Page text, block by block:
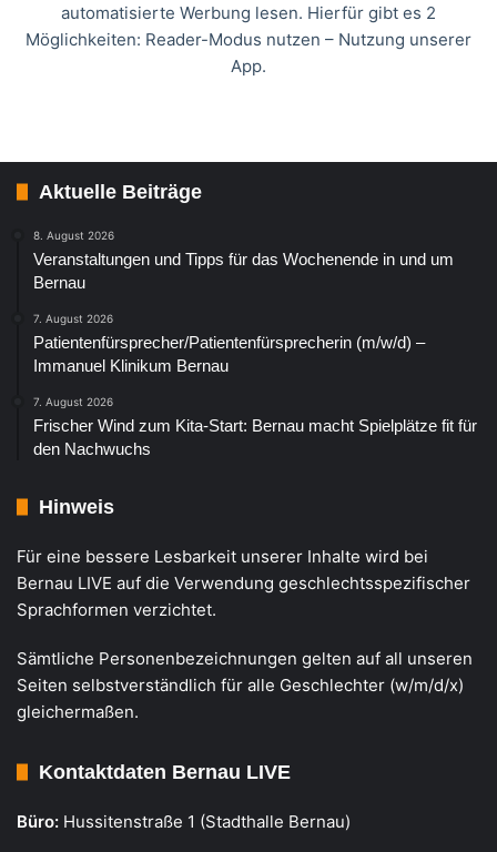
automatisierte Werbung lesen. Hierfür gibt es 2
Möglichkeiten: Reader-Modus nutzen – Nutzung unserer
App.
Aktuelle Beiträge
8. August 2026
Veranstaltungen und Tipps für das Wochenende in und um
Bernau
7. August 2026
Patientenfürsprecher/Patientenfürsprecherin (m/w/d) –
Immanuel Klinikum Bernau
7. August 2026
Frischer Wind zum Kita-Start: Bernau macht Spielplätze fit für
den Nachwuchs
Hinweis
Für eine bessere Lesbarkeit unserer Inhalte wird bei
Bernau LIVE auf die Verwendung geschlechtsspezifischer
Sprachformen verzichtet.
Sämtliche Personenbezeichnungen gelten auf all unseren
Seiten selbstverständlich für alle Geschlechter (w/m/d/x)
gleichermaßen.
Kontaktdaten Bernau LIVE
Büro: Hussitenstraße 1 (Stadthalle Bernau)